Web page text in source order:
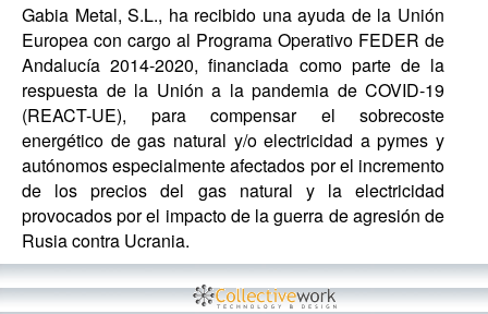
Gabia Metal, S.L., ha recibido una ayuda de la Unión
Europea con cargo al Programa Operativo FEDER de
Andalucía 2014-2020, financiada como parte de la
respuesta de la Unión a la pandemia de COVID-19
(REACT-UE), para compensar el sobrecoste
energético de gas natural y/o electricidad a pymes y
autónomos especialmente afectados por el incremento
de los precios del gas natural y la electricidad
provocados por el impacto de la guerra de agresión de
Rusia contra Ucrania.